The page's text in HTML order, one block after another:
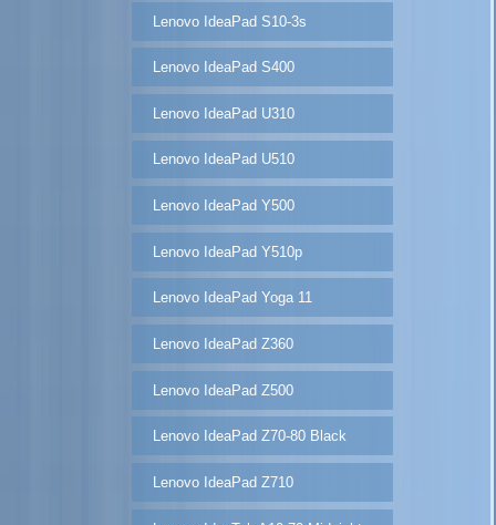
Lenovo IdeaPad S10-3s
Lenovo IdeaPad S400
Lenovo IdeaPad U310
Lenovo IdeaPad U510
Lenovo IdeaPad Y500
Lenovo IdeaPad Y510p
Lenovo IdeaPad Yoga 11
Lenovo IdeaPad Z360
Lenovo IdeaPad Z500
Lenovo IdeaPad Z70-80 Black
Lenovo IdeaPad Z710